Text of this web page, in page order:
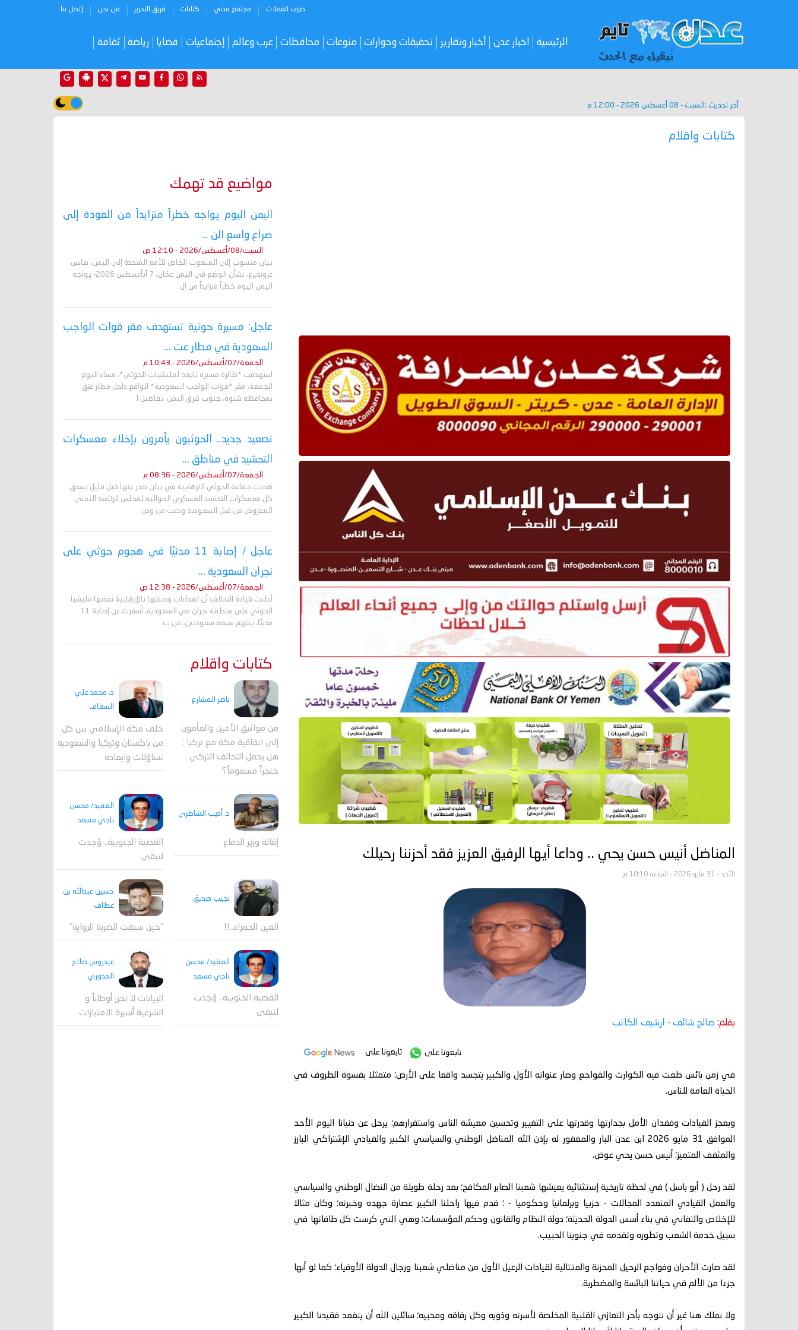
صرف العملات مجتمع مدني كتابات فريق التحرير من نحن إتصل بنا
الرئيسية اخبار عدن أخبار وتقارير تحقيقات وحوارات منوعات محافظات عرب وعالم إجتماعيات قضايا رياضة ثقافة
آخر تحديث : السبت - 08 أغسطس 2026 - 12:00 م
كتابات واقلام
المناضل أنيس حسن يحي .. وداعا أيها الرفيق العزيز فقد أحزننا رحيلك
الأحد - 31 مايو 2026 - الساعة 10:10 م
بقلم: صالح شائف - ارشيف الكاتب
تابعونا على تابعونا على
في زمن بائس طغت فيه الكوارث والفواجع وصار عنوانه الأول والكبير يتجسد واقعا على الأرض؛ متمثلا بقسوة الظروف في
الحياة العامة للناس.
وبعجز القيادات وفقدان الأمل بجدارتها وقدرتها على التغيير وتحسين معيشة الناس واستقرارهم؛ يرحل عن دنيانا اليوم الأحد
الموافق 31 مايو 2026 ابن عدن البار والمغفور له بإذن الله المناضل الوطني والسياسي الكبير والقيادي الإشتراكي البارز
والمثقف المتميز؛ أنيس حسن يحي عوض.
لقد رحل ( أبو باسل ) في لحظة تاريخية إستثنائية يعيشها شعبنا الصابر المكافح؛ بعد رحلة طويلة من النضال الوطني والسياسي
والعمل القيادي المتعدد المجالات - حزبيا وبرلمانيا وحكوميا - ؛ قدم فيها راحلنا الكبير عصارة جهده وخبرته؛ وكان مثالا
للإخلاص والتفاني في بناء أسس الدولة الحديثة؛ دولة النظام والقانون وحكم المؤسسات؛ وهي التي كرست كل طاقاتها في
سبيل خدمة الشعب وتطوره وتقدمه في جنوبنا الحبيب.
لقد صارت الأحزان وفواجع الرحيل المحزنة والمتتالية لقيادات الرعيل الأول من مناضلي شعبنا ورجال الدولة الأوفياء؛ كما لو أنها
جزءا من الألم في حياتنا البائسة والمضطربة.
ولا نملك هنا غير أن نتوجه بأحر التعازي القلبية المخلصة لأسرته وذويه وكل رفاقه ومحبيه؛ سائلين الله أن يتغمد فقيدنا الكبير
مواضيع قد تهمك
اليمن اليوم يواجه خطراً متزايداً من العودة إلى
صراع واسع الن ...
السبت/08/أغسطس/2026 - 12:10 ص
بيان منسوب إلى المبعوث الخاص للأمم المتحدة إلى اليمن، هانس
غروندبرغ، بشأن الوضع في اليمن عمّان، 7 آبأغسطس 2026- يواجه
اليمن اليوم خطراً متزايداً من ال
عاجل: مسيرة حوثية تستهدف مقر قوات الواجب
السعودية في مطار عت ...
الجمعة/07/أغسطس/2026 - 10:43 م
استهدفت *طائرة مسيرة تابعة لمليشيات الحوثي*، مساء اليوم
الجمعة، مقر *قوات الواجب السعودية* الواقع داخل مطار عتق
بمحافظة شبوة، جنوب شرق اليمن. تفاصيل ا
تصعيد جديد.. الحوثيون يأمرون بإخلاء معسكرات
التحشيد في مناطق ...
الجمعة/07/أغسطس/2026 - 08:36 م
هددت جماعة الحوثي الارهابية في بيان صدر عنها قبل قليل بسحق
كل معسكرات التحشيد العسكري الموالية لمجلس الرئاسة اليمني
المفروض من قبل السعودية ودعت من وص
عاجل / إصابة 11 مدنيًا في هجوم حوثي على
نجران السعودية ...
الجمعة/07/أغسطس/2026 - 12:38 ص
أعلنت قيادة التحالف أن اعتداءات وصفتها بالإرهابية نفذتها مليشيا
الحوثي على منطقة نجران في السعودية، أسفرت عن إصابة 11
مدنيًا، بينهم سبعة سعوديين، من ب
كتابات واقلام
ناصر المشارع
من مواثيق الأمين والمأمون
إلى اتفاقية مكة مع تركيا :
هل يحمل التحالف التركي
خنجراً مسموماً؟
د. محمد علي
السقاف
حلف مكة الإسلامي بين كل
من باكستان وتركيا والسعودية
تساؤلات وابعاده
د. أديب الشاطري
إقالة وزير الدفاع
العقيد/ محسن
ناجي مسعد
القضية الجنوبية.. وُجدت
لتبقى
نجيب صديق
العين الحمراء..!!
حسين عبدالله بن
عطاف
"حين سبقت الضربة الرواية"
العقيد/ محسن
ناجي مسعد
القضية الجنوبية.. وُجدت
لتبقى
عيدروس صلاح
المدوري
البيانات لا تحرر أوطاناً و
الشرعية أسيرة الامتيازات